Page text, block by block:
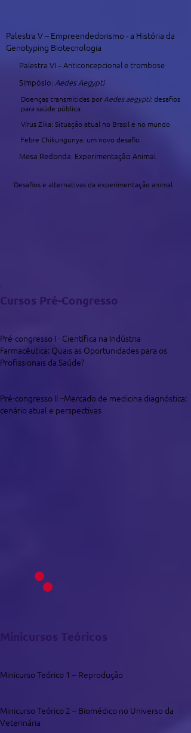
Palestra V – Empreendedorismo - a História da
Genotyping Biotecnologia
Palestra VI – Anticoncepcional e trombose
Simpósio: Aedes Aegypti
Doenças transmitidas porAedes aegypti: desafios
para saúde pública
Vírus Zika: Situação atual no Brasil e no mundo
Febre Chikungunya: um novo desafio
Mesa Redonda: Experimentação Animal
Desafios e alternativas da experimentação animal
Cursos Pré-Congresso
Pré-congresso I - Científica na Indústria
Farmacêutica: Quais as Oportunidades para os
Profissionais da Saúde?
Pré-congresso II –Mercado de medicina diagnóstica:
cenário atual e perspectivas
Minicursos Teóricos
Minicurso Teórico 1 – Reprodução
Minicurso Teórico 2 – Biomédico no Universo da
Veterinária